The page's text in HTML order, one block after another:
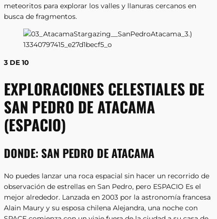
meteoritos para explorar los valles y llanuras cercanos en
busca de fragmentos.
3 DE 10
EXPLORACIONES CELESTIALES DE
SAN PEDRO DE ATACAMA
(ESPACIO)
DONDE: SAN PEDRO DE ATACAMA
No puedes lanzar una roca espacial sin hacer un recorrido de
observación de estrellas en San Pedro, pero ESPACIO Es el
mejor alrededor. Lanzada en 2003 por la astronomía francesa
Alain Maury y su esposa chilena Alejandra, una noche con